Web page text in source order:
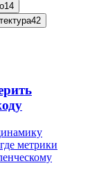
14
42
метрики